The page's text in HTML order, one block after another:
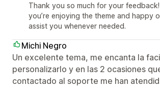
Thank you so much for your feedback!
you’re enjoying the theme and happy
assist you whenever needed.
Michi Negro
Un excelente tema, me encanta la
personalizarlo y en las 2 ocasiones
contactado al soporte me han